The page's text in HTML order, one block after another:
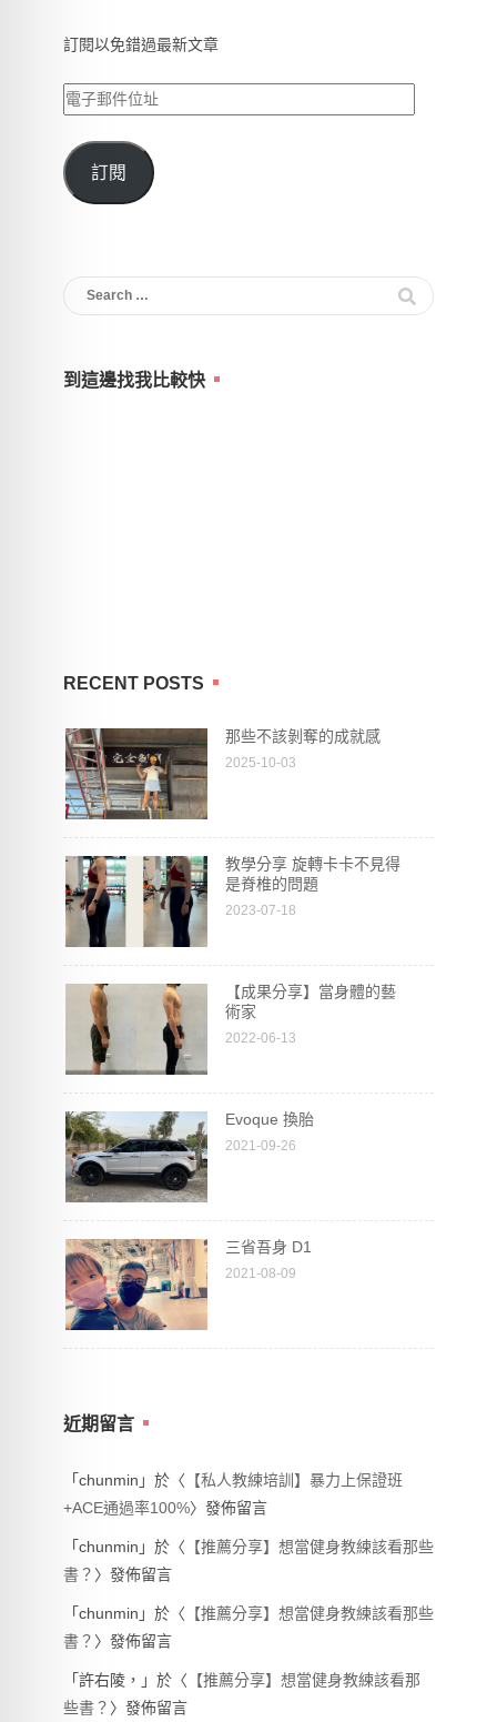
訂閱以免錯過最新文章
電
郵
件
訂閱
Search
for:
到這邊找我比較快
RECENT POSTS
那些不該剝奪的成就感
2025-10-03
教學分享 旋轉卡卡不見得
是脊椎的問題
2023-07-18
【成果分享】當身體的藝
術家
2022-06-13
Evoque 換胎
2021-09-26
三省吾身 D1
2021-08-09
近期留言
「chunmin 」於〈 【私人教練培訓】暴力上保證班
+ACE通過率100%〉發佈留言
「chunmin 」於〈 【推薦分享】想當健身教練該看那些
書？ 〉發佈留言
「chunmin 」於〈 【推薦分享】想當健身教練該看那些
書？ 〉發佈留言
「許右陵， 」於〈 【推薦分享】想當健身教練該看那
些書？ 〉發佈留言